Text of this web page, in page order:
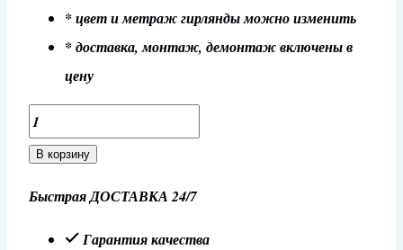
* цвет и метраж гирлянды можно изменить
* доставка, монтаж, демонтаж включены в
цену
Количество
товара
№10
В корзину
Быстрая ДОСТАВКА 24/7
Гарантия качества